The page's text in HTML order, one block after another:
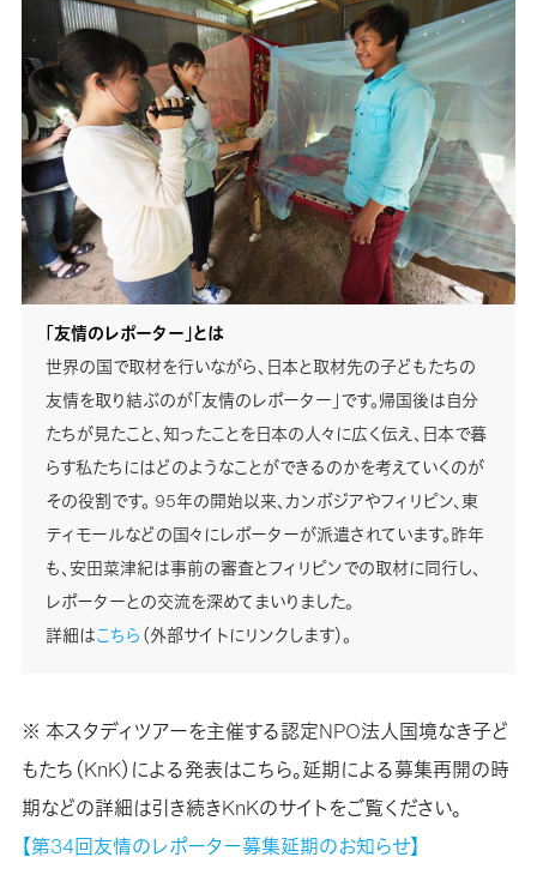
「友情のレポーター」とは
世界の国で取材を行いながら、日本と取材先の子どもたちの
友情を取り結ぶのが「友情のレポーター」です。帰国後は自分
たちが見たこと、知ったことを日本の人々に広く伝え、日本で暮
らす私たちにはどのようなことができるのかを考えていくのが
その役割です。 95年の開始以来、カンボジアやフィリピン、東
ティモールなどの国々にレポーターが派遣されています。昨年
も、安田菜津紀は事前の審査とフィリピンでの取材に同行し、
レポーターとの交流を深めてまいりました。
詳細はこちら（外部サイトにリンクします）。
※ 本スタディツアーを主催する認定NPO法人国境なき子ど
もたち（KnK）による発表はこちら。延期による募集再開の時
期などの詳細は引き続きKnKのサイトをご覧ください。
【第34回友情のレポーター募集延期のお知らせ】